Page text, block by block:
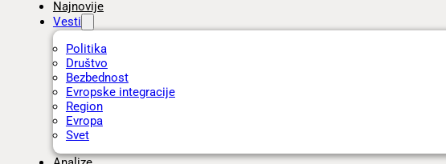
Najnovije
Vesti
Politika
Društvo
Bezbednost
Evropske integracije
Region
Evropa
Svet